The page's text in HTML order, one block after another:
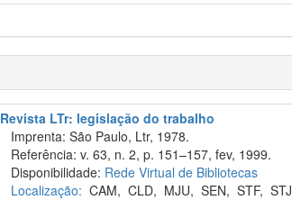
Revista LTr: legislação do trabalho
Imprenta: São Paulo, Ltr, 1978.
Referência: v. 63, n. 2, p. 151–157, fev, 1999.
Disponibilidade: Rede Virtual de Bibliotecas
Localização: CAM,CLD, MJU,SEN,STF,STJ